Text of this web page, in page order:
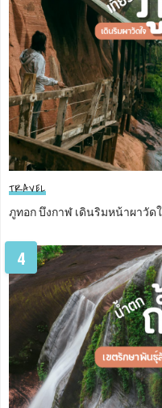
TRAVEL
ภูทอก บึงกาฬ เดินริมหน้าผาวัด
4